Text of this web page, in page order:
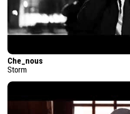
Che_nous
Storm